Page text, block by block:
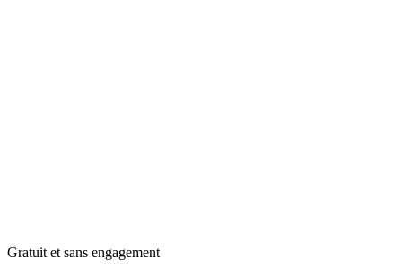
Gratuit et sans engagement